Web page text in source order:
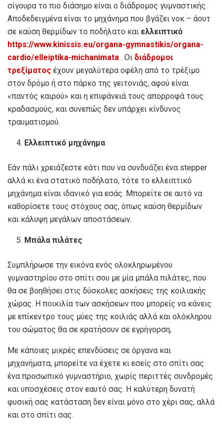
σίγουρα το πιο διάσημο είναι ο διάδρομος γυμναστικής.
Αποδεδειγμένα είναι το μηχάνημα που βγάζει νοκ – άουτ
σε καύση θερμίδων το ποδήλατο και ελλειπτικό
https://www.kinissis.eu/organa-gymnastikis/organa-
cardio/elleiptika-michanimata . Οι διάδρομοι
τρεξίματος έχουν μεγαλύτερα οφέλη από το τρέξιμο
στον δρόμο ή στο πάρκο της γειτονιάς, αφού είναι
«παντός καιρού» και η επιφάνειά τους απορροφά τους
κραδασμούς, και συνεπώς δεν υπάρχει κίνδυνος
τραυματισμού.
Ελλειπτικό μηχάνημα
Εάν πάλι χρειάζεστε κάτι που να συνδυάζει ένα stepper
αλλά κι ένα στατικό ποδήλατο, τότε το ελλειπτικό
μηχάνημα είναι ιδανικό για εσάς. Μπορείτε σε αυτό να
καθορίσετε τους στόχους σας, όπως καύση θερμίδων
και κάλυψη μεγάλων αποστάσεων.
Μπάλα πιλάτες
Συμπλήρωσε την εικόνα ενός ολοκληρωμένου
γυμναστηρίου στο σπίτι σου με μία μπάλα πιλάτες, που
θα σε βοηθήσει στις δύσκολες ασκήσεις της κοιλιακής
χώρας. Η ποικιλία των ασκήσεων που μπορείς να κάνεις
με επίκεντρο τους μύες της κοιλιάς αλλά και ολόκληρου
του σώματος θα σε κρατήσουν σε εγρήγορση,
Με κάποιες μικρές επενδύσεις σε όργανα και
μηχανήματα, μπορείτε να έχετε κι εσείς στο σπίτι σας
ένα προσωπικό γυμναστήριο, χωρίς περιττές συνδρομές
και υποσχέσεις στον εαυτό σας. Η καλύτερη δυνατή
φυσική σας κατάσταση δεν είναι μόνο στο χέρι σας, αλλά
και στο σπίτι σας.